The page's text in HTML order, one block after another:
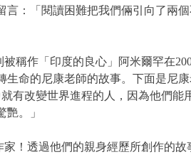
言：「閱讀困難把我們倆引向了兩
稱作「印度的良心」阿米爾罕在
生命的尼康老師的故事。下面是尼
有改變世界進程的人，因為他們能
世人驚艷。」
！透過他們的親身經歷所創作的故